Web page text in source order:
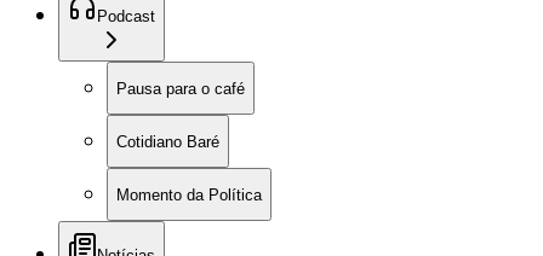
Podcast
Pausa para o café
Cotidiano Baré
Momento da Política